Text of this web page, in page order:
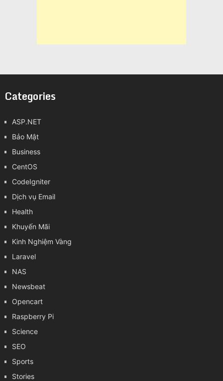
Categories
ASP.NET
Bảo Mật
Business
CentOS
CodeIgniter
Dịch vụ Email
Health
Khuyến Mãi
Kinh Nghiệm Vàng
Laravel
NAS
Newsbeat
Opencart
Raspberry Pi
Science
SEO
Sports
Stories